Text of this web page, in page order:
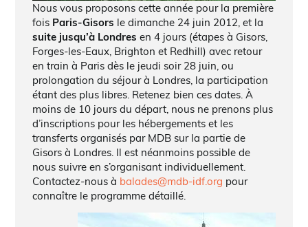
Nous vous proposons cette année pour la première
fois Paris-Gisors le dimanche 24 juin 2012, et la
suite jusqu’à Londres en 4 jours (étapes à Gisors,
Forges-les-Eaux, Brighton et Redhill) avec retour
en train à Paris dès le jeudi soir 28 juin, ou
prolongation du séjour à Londres, la participation
étant des plus libres. Retenez bien ces dates. À
moins de 10 jours du départ, nous ne prenons plus
d’inscriptions pour les hébergements et les
transferts organisés par MDB sur la partie de
Gisors à Londres. Il est néanmoins possible de
nous suivre en s’organisant individuellement.
Contactez-nous à balades@mdb-idf.org pour
connaître le programme détaillé.